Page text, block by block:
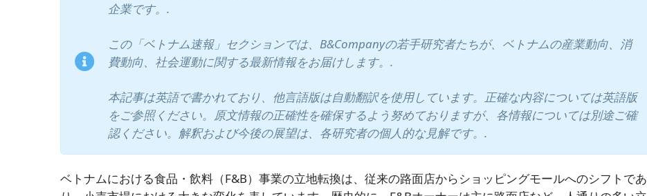
企業です。.
この「ベトナム速報」セクションでは、B&Companyの若手研究者たちが、ベトナムの産業動向、消
費動向、社会運動に関する最新情報をお届けします。.
本記事は英語で書かれており、他言語版は自動翻訳を使用しています。正確な内容については英語版
をご参照ください。原文情報の正確性を確保するよう努めておりますが、各情報については別途ご確
認ください。解釈および今後の展望は、各研究者の個人的な見解です。.
ベトナムにおける食品・飲料（F&B）事業の立地転換は、従来の路面店からショッピングモールへのシフトであ